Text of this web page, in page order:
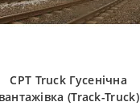
CPT Truck Гусенічна
вантажівка (Track-Truck)